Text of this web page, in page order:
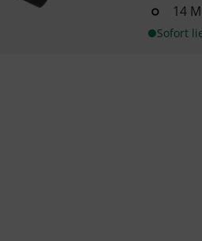
14
Sofort